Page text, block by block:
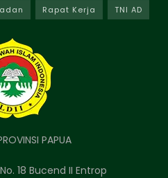
Rapat Kerja TNI AD
PAPUA
18 Bucend II Entrop